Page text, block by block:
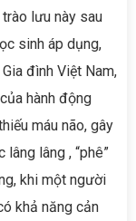
lưu này sau
sinh áp dụng,
đình Việt Nam,
hành động
máu não, gây
lâng , “phê”
khi một người
khả năng cản